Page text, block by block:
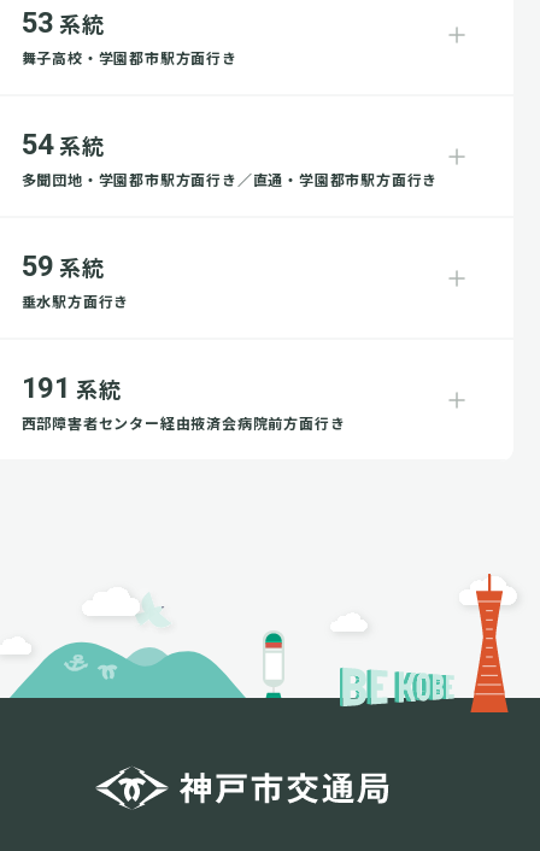
53 系統
舞子高校・学園都市駅方面行き
54 系統
多聞団地・学園都市駅方面行き／直通・学園都市駅方面行き
59 系統
垂水駅方面行き
191 系統
西部障害者センター経由掖済会病院前方面行き